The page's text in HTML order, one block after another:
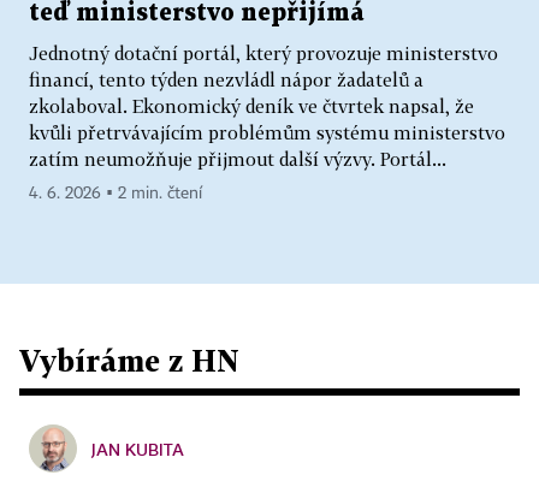
teď ministerstvo nepřijímá
Jednotný dotační portál, který provozuje ministerstvo
financí, tento týden nezvládl nápor žadatelů a
zkolaboval. Ekonomický deník ve čtvrtek napsal, že
kvůli přetrvávajícím problémům systému ministerstvo
zatím neumožňuje přijmout další výzvy. Portál...
4. 6. 2026 ▪ 2 min. čtení
Vybíráme z HN
JAN KUBITA